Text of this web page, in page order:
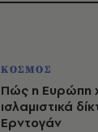
ΚΟΣΜΟΣ
Πώς η Ευρώπη
ισλαμιστικά
Ερντογάν